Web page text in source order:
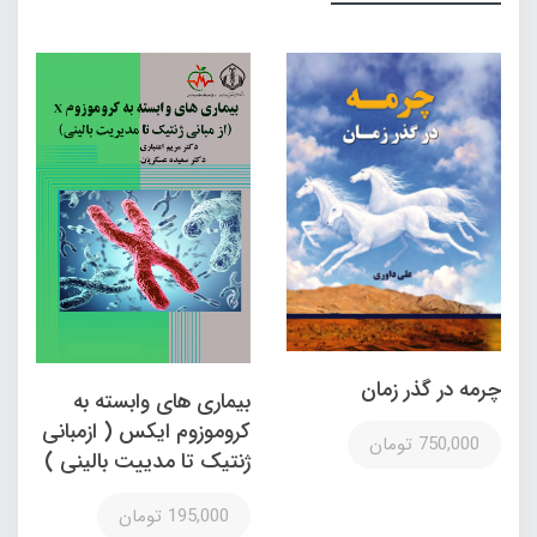
چرمه در گذر زمان
750,000 تومان
بیماری های وابسته به
کروموزوم ایکس ( ازمبانی
ژنتیک تا مدییت بالینی )
195,000 تومان